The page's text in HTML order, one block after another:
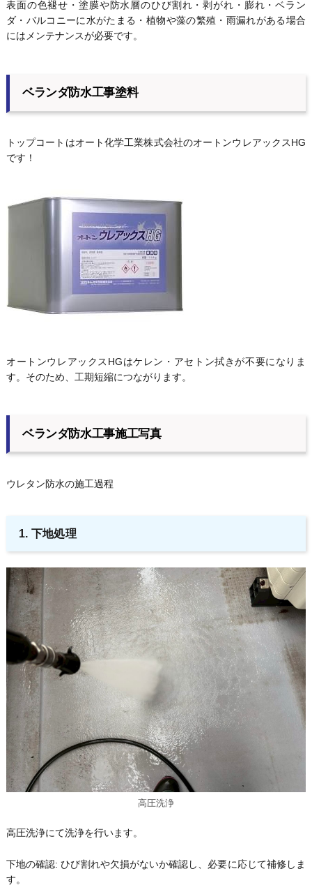
表面の色褪せ・塗膜や防水層のひび割れ・剥がれ・膨れ・ベラン
ダ・バルコニーに水がたまる・植物や藻の繁殖・雨漏れがある場合
にはメンテナンスが必要です。
ベランダ防水工事塗料
トップコートはオート化学工業株式会社のオートンウレアックスHG
です！
オートンウレアックスHGはケレン・アセトン拭きが不要になりま
す。そのため、工期短縮につながります。
ベランダ防水工事施工写真
ウレタン防水の施工過程
1. 下地処理
高圧洗浄
高圧洗浄にて洗浄を行います。
下地の確認: ひび割れや欠損がないか確認し、必要に応じて補修しま
す。